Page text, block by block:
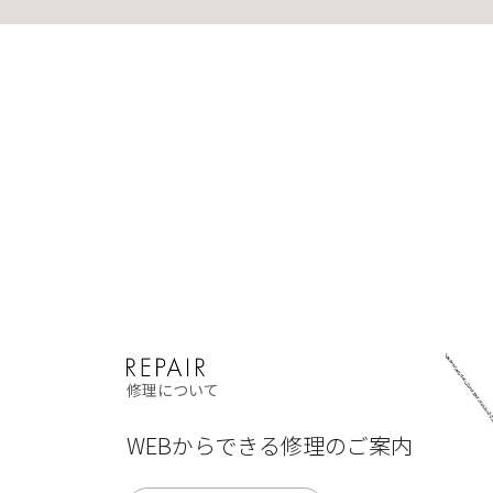
修理について
WEBからできる修理のご案内